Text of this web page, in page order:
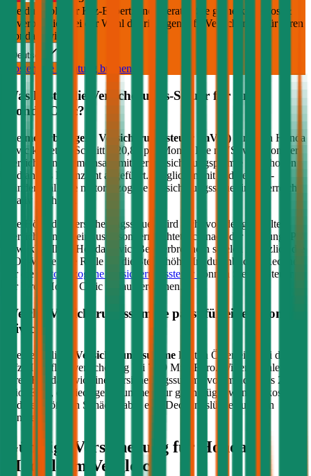
Die durchblicker Kfz-Expert:innen beraten Sie gerne kostenlos &
unverbindlich bei der Wahl der richtigen Kfz-Versicherung für Ihren
Honda Civic
Deutsch
Kostenlose Beratung buchen
Was kostet die Versicherungs-Steuer für einen
Honda
Civic?
Die motorbezogene Versicherungssteuer (mVSt) für einen Honda
Civic kostet im Schnitt € 20,88
pro Monat. Die mVSt wird von der
Versicherung gemeinsam mit der Versicherungsprämie eingehoben
und an das Finanzamt abgeführt. Verglichen mit anderen EU-
Ländern fällt die motorbezogene Versicherungssteuer in Österreich
relativ hoch aus.
Die Höhe der Versicherungssteuer wird nicht von der gewählten
Versicherung beeinflusst, sondern richtet sich nach der Leistung (PS
bzw. kW) Ihres Honda Civic . Bei Verbrennern spielen zusätzlich die
CO2-Werte eine Rolle für die Steuerhöhe. Im durchblicker Rechner
für die
motorbezogene Versicherungssteuer
können Sie die Steuer
für Ihren
Honda Civic genau berechnen.
Welche Versicherungssumme passt für einen
Honda
Civic
Die gesetzliche Versicherungssumme liegt in Österreich bei der
Kfz-Haftpflichtversicherung bei 7,79 Mio. Euro. Wir empfehlen für
Ihren Honda Civic
eine Versicherungssumme von mindestens 20
Mio. Euro, da niedrigere Summen nur geringfügig weniger kosten
und bei größeren Schäden aber eine Deckungslücke auftreten
könnte.
Günstige Versicherung für
Honda
Modelle im Vergleich: